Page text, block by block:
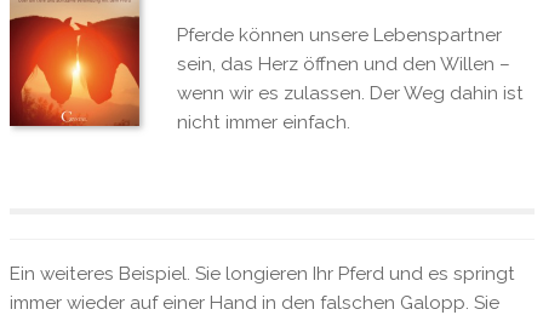
Pferde können unsere Lebenspartner
sein, das Herz öffnen und den Willen –
wenn wir es zulassen. Der Weg dahin ist
nicht immer einfach.
Ein weiteres Beispiel. Sie longieren Ihr Pferd und es springt
immer wieder auf einer Hand in den falschen Galopp. Sie